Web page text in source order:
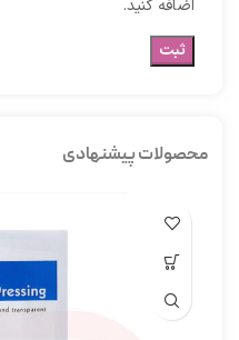
اضافه کنید.
محصولات پیشنهادی